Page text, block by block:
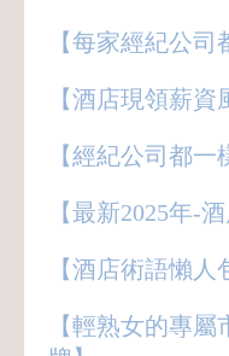
【每家經紀公司
【酒店現領薪資
【經紀公司都一
【最新2025年-
【酒店術語懶人
【輕熟女的專